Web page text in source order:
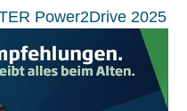
Power2Drive 2025